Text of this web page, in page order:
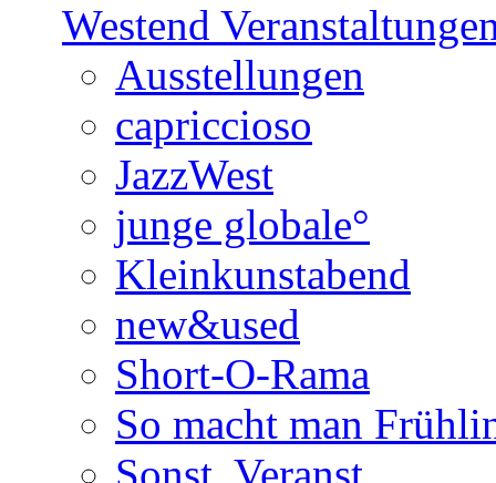
Westend
Ausstellungen
capriccioso
JazzWest
junge globale°
Kleinkunstabend
new&used
Short-O-Rama
So macht man